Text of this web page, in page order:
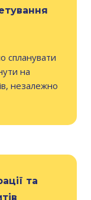
спланувати
на
незалежно
та